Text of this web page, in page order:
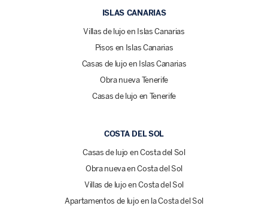
ISLAS CANARIAS
Villas de lujo en Islas Canarias
Pisos en Islas Canarias
Casas de lujo en Islas Canarias
Obra nueva Tenerife
Casas de lujo en Tenerife
COSTA DEL SOL
Casas de lujo en Costa del Sol
Obra nueva en Costa del Sol
Villas de lujo en Costa del Sol
Apartamentos de lujo en la Costa del Sol